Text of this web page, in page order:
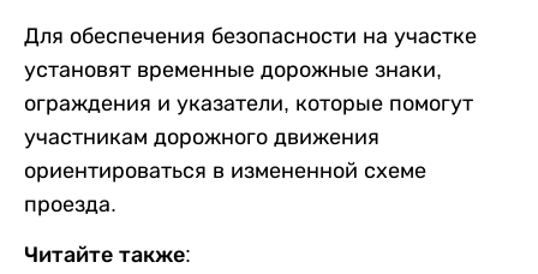
Для обеспечения безопасности на участке
установят временные дорожные знаки,
ограждения и указатели, которые помогут
участникам дорожного движения
ориентироваться в измененной схеме
проезда.
Читайте также: